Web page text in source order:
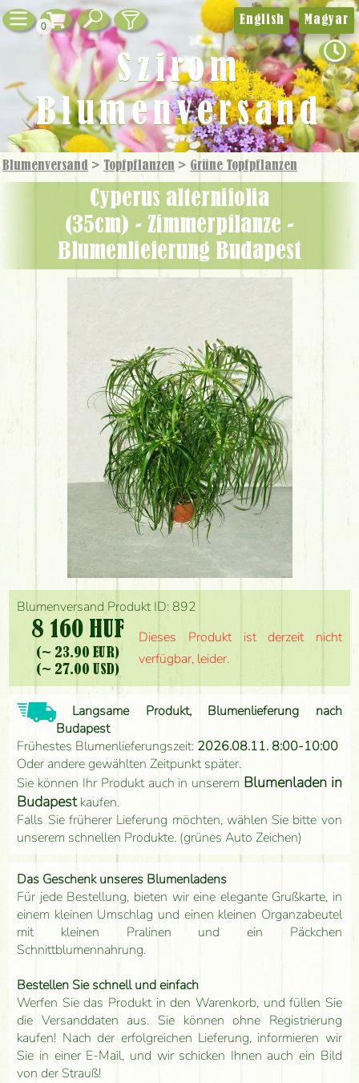
0
Blumenversand > Topfpflanzen > Grüne Topf­pflanzen
Cyperus alternifolia
(35cm) - Zimmerpflanze -
Blumenlieferung Budapest
Blumenversand Produkt ID: 892
8 160 HUF
(~ 23.90 EUR)
(~ 27.00 USD)
Dieses Produkt ist derzeit nicht
verfügbar, leider.
Langsame Produkt, Blumenlieferung nach
Budapest
Frühestes Blumenlieferungszeit: 2026.08.11. 8:00-10:00
Oder andere gewählten Zeitpunkt später.
Sie können Ihr Produkt auch in unserem Blumenladen in
Budapestkaufen.
Falls Sie früherer Lieferung möchten, wählen Sie bitte von
unserem schnellen Produkte. (grünes Auto Zeichen)
Das Geschenk unseres Blumenladens
Für jede Bestellung, bieten wir eine elegante Grußkarte, in
einem kleinen Umschlag und einen kleinen Organzabeutel
mit kleinen Pralinen und ein Päckchen
Schnittblumennahrung.
Bestellen Sie schnell und einfach
Werfen Sie das Produkt in den Warenkorb, und füllen Sie
die Versanddaten aus. Sie können ohne Registrierung
kaufen! Nach der erfolgreichen Lieferung, informieren wir
Sie in einer E-Mail, und wir schicken Ihnen auch ein Bild
von der Strauß!
English Magyar
Szirom
Blumenversand